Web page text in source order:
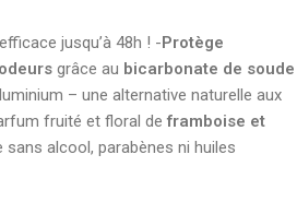
jusqu’à 48h ! -Protège
grâce au bicarbonate de soude
– une alternative naturelle aux
fruité et floral deframboise et
sans alcool, parabènes ni huiles